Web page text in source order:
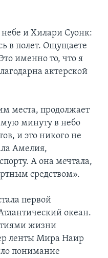
и Хилари Суонк:
в полет. Ощущаете
именно то, что я
актерской
места, продолжает
минуту в небо
и это никого не
Амелия,
А она мечтала,
средством».
первой
океан.
жизни
ленты Мира Наир
понимание